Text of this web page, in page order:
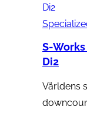
S-Works
Di2
Världens